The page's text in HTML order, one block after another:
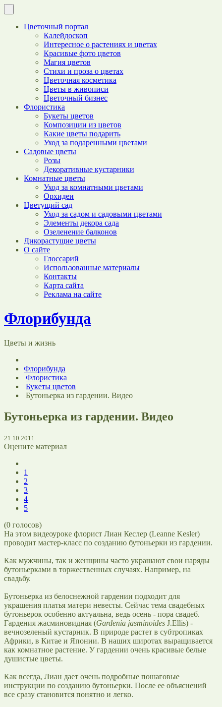
Цветочный портал
Калейдоскоп
Интересное о растениях и цветах
Красивые фото цветов
Магия цветов
Стихи и проза о цветах
Цветочная косметика
Цветы в живописи
Цветочный бизнес
Флористика
Букеты цветов
Композиции из цветов
Какие цветы подарить
Уход за подаренными цветами
Садовые цветы
Розы
Декоративные кустарники
Комнатные цветы
Уход за комнатными цветами
Орхидеи
Цветущий сад
Уход за садом и садовыми цветами
Элементы декора сада
Озеленение балконов
Дикорастущие цветы
О сайте
Глоссарий
Использованные материалы
Контакты
Карта сайта
Реклама на сайте
Флорибунда
Цветы и жизнь
Флорибунда
Флористика
Букеты цветов
Бутоньерка из гардении. Видео
Бутоньерка из гардении. Видео
21.10.2011
Оцените материал
1
2
3
4
5
(0 голосов)
На этом видеоуроке флорист Лиан Кеслер (Leanne Kesler)
проводит мастер-класс по созданию бутоньерки из гардении.
Как мужчины, так и женщины часто украшают свои наряды
бутоньерками в торжественных случаях. Например, на
свадьбу.
Бутоньерка из белоснежной гардении подходит для
украшения платья матери невесты. Сейчас тема свадебных
бутоньерок особенно актуальна, ведь осень - пора свадеб.
Гардения жасминовидная (Gardenia jasminoides J.Ellis) -
вечнозеленый кустарник. В природе растет в субтропиках
Африки, в Китае и Японии. В наших широтах выращивается
как комнатное растение. У гардении очень красивые белые
душистые цветы.
Как всегда, Лиан дает очень подробные пошаговые
инструкции по созданию бутоньерки. После ее объяснений
все сразу становится понятно и легко.